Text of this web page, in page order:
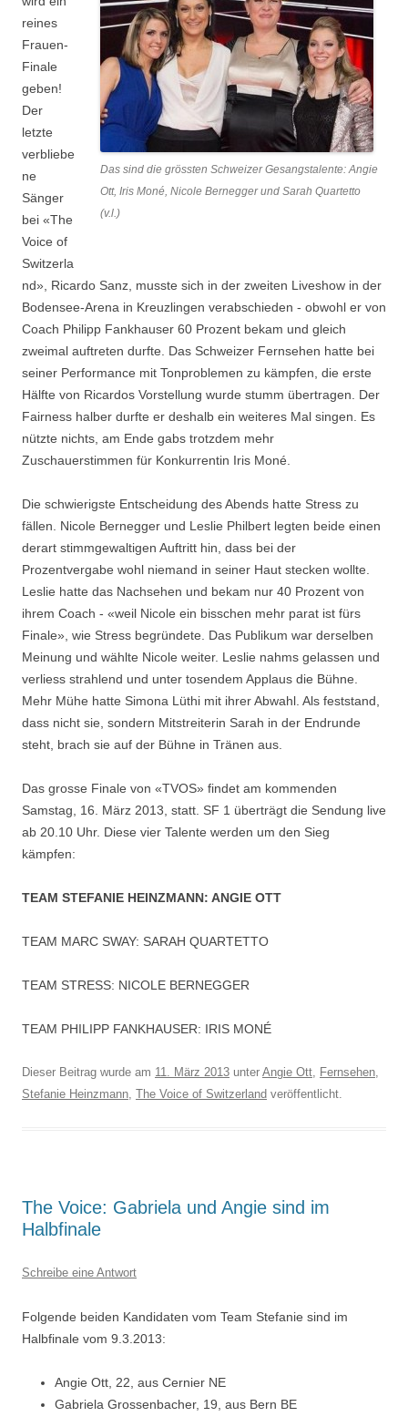
Das sind die grössten Schweizer Gesangstalente: Angie
Ott, Iris Moné, Nicole Bernegger und Sarah Quartetto
(v.l.)
reines
Frauen-
Finale
geben!
Der
letzte
verbliebe
ne
Sänger
bei «The
Voice of
Switzerla
nd», Ricardo Sanz, musste sich in der zweiten Liveshow in der
Bodensee-Arena in Kreuzlingen verabschieden - obwohl er von
Coach Philipp Fankhauser 60 Prozent bekam und gleich
zweimal auftreten durfte. Das Schweizer Fernsehen hatte bei
seiner Performance mit Tonproblemen zu kämpfen, die erste
Hälfte von Ricardos Vorstellung wurde stumm übertragen. Der
Fairness halber durfte er deshalb ein weiteres Mal singen. Es
nützte nichts, am Ende gabs trotzdem mehr
Zuschauerstimmen für Konkurrentin Iris Moné.
Die schwierigste Entscheidung des Abends hatte Stress zu
fällen. Nicole Bernegger und Leslie Philbert legten beide einen
derart stimmgewaltigen Auftritt hin, dass bei der
Prozentvergabe wohl niemand in seiner Haut stecken wollte.
Leslie hatte das Nachsehen und bekam nur 40 Prozent von
ihrem Coach - «weil Nicole ein bisschen mehr parat ist fürs
Finale», wie Stress begründete. Das Publikum war derselben
Meinung und wählte Nicole weiter. Leslie nahms gelassen und
verliess strahlend und unter tosendem Applaus die Bühne.
Mehr Mühe hatte Simona Lüthi mit ihrer Abwahl. Als feststand,
dass nicht sie, sondern Mitstreiterin Sarah in der Endrunde
steht, brach sie auf der Bühne in Tränen aus.
Das grosse Finale von «TVOS» findet am kommenden
Samstag, 16. März 2013, statt. SF 1 überträgt die Sendung live
ab 20.10 Uhr. Diese vier Talente werden um den Sieg
kämpfen:
TEAM STEFANIE HEINZMANN: ANGIE OTT
TEAM MARC SWAY: SARAH QUARTETTO
TEAM STRESS: NICOLE BERNEGGER
TEAM PHILIPP FANKHAUSER: IRIS MONÉ
Dieser Beitrag wurde am 11. März 2013 unter Angie Ott, Fernsehen,
Stefanie Heinzmann, The Voice of Switzerland veröffentlicht.
The Voice: Gabriela und Angie sind im
Halbfinale
Schreibe eine Antwort
Folgende beiden Kandidaten vom Team Stefanie sind im
Halbfinale vom 9.3.2013:
Angie Ott, 22, aus Cernier NE
Gabriela Grossenbacher, 19, aus Bern BE